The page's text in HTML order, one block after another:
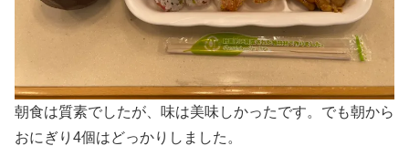
朝食は質素でしたが、味は美味しかったです。でも朝から
おにぎり4個はどっかりしました。